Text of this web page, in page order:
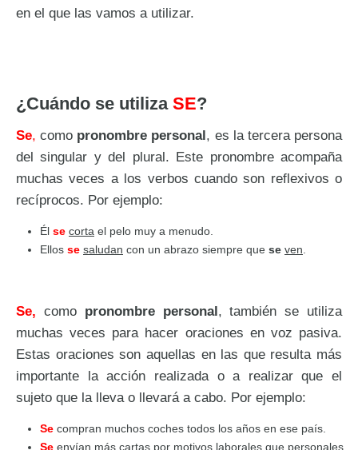
en el que las vamos a utilizar.
¿Cuándo se utiliza SE?
Se, como pronombre personal, es la tercera persona
del singular y del plural. Este pronombre acompaña
muchas veces a los verbos cuando son reflexivos o
recíprocos. Por ejemplo:
Él se corta el pelo muy a menudo.
Ellos se saludan con un abrazo siempre que se ven.
Se, como pronombre personal, también se utiliza
muchas veces para hacer oraciones en voz pasiva.
Estas oraciones son aquellas en las que resulta más
importante la acción realizada o a realizar que el
sujeto que la lleva o llevará a cabo. Por ejemplo:
Se compran muchos coches todos los años en ese país.
Se envían más cartas por motivos laborales que personales.